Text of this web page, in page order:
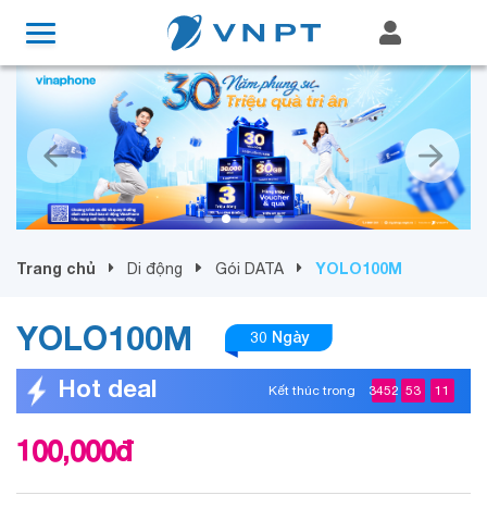
Trang chủ Di động Gói DATA YOLO100M
YOLO100M 30 Ngày
Hot deal Kết thúc trong 3452 53 11
100,000đ